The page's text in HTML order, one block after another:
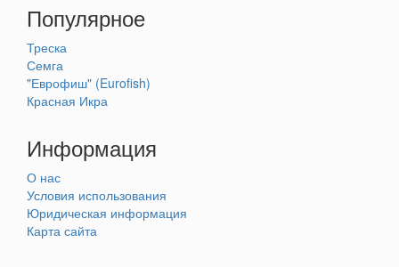
Популярное
Треска
Семга
"Еврофиш" (Eurofish)
Красная Икра
Информация
О нас
Условия использования
Юридическая информация
Карта сайта